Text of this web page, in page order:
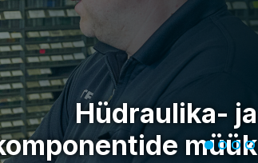
Hüdraulika- ja
müük